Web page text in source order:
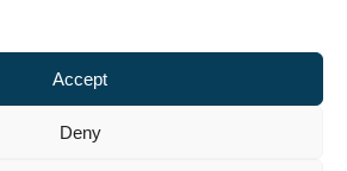
Accept
Deny
stimulera, utveckla och informera om